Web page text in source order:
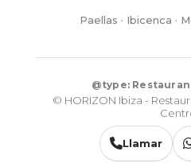
Paellas · Ibicenca ·
@type:
© HORIZON Ibiza -
Llamar